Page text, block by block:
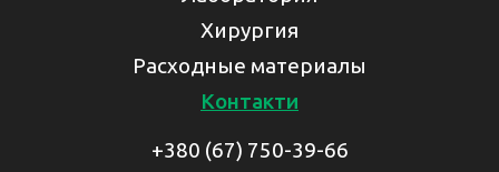
Хирургия
Расходные материалы
Контакти
+380 (67) 750-39-66